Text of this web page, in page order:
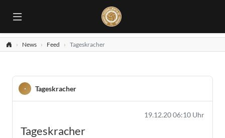
News Feed Tageskracher
Tageskracher
19.12.20 06:10 Uhr
Tageskracher